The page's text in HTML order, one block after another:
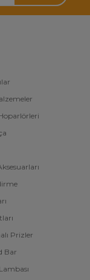
Prizler
Bar